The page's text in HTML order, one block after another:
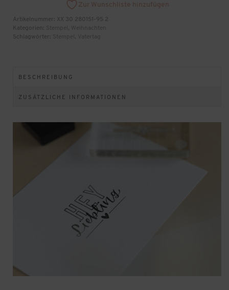
Zur Wunschliste hinzufügen
Artikelnummer: XX 30 280151-95 2
Kategorien:
,
Schlagwörter:
,
BESCHREIBUNG
ZUSÄTZLICHE INFORMATIONEN